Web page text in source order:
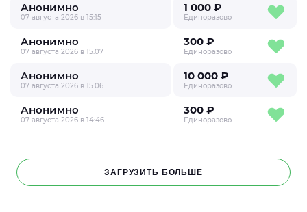
Анонимно
07 августа 2026 в 15:15
1 000 ₽
Единоразово
Анонимно
07 августа 2026 в 15:07
300 ₽
Единоразово
Анонимно
07 августа 2026 в 15:06
10 000 ₽
Единоразово
Анонимно
07 августа 2026 в 14:46
300 ₽
Единоразово
ЗАГРУЗИТЬ БОЛЬШЕ